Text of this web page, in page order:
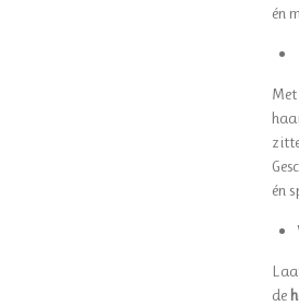
én
én
de